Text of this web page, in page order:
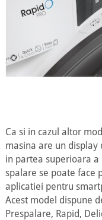
Ca si in cazul altor
masina are un
in partea superioara
spalare se poate face
aplicatiei pentru
Acest model dispune
Prespalare, Rapid,